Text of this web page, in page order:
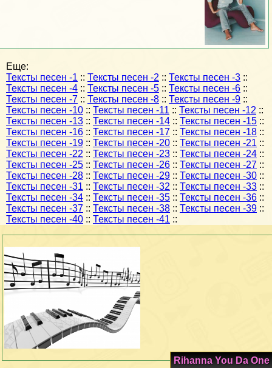
Еще:
Тексты песен -1 :: Тексты песен -2 :: Тексты песен -3 ::
Тексты песен -4 :: Тексты песен -5 :: Тексты песен -6 ::
Тексты песен -7 :: Тексты песен -8 :: Тексты песен -9 ::
Тексты песен -10 :: Тексты песен -11 :: Тексты песен -12 ::
Тексты песен -13 :: Тексты песен -14 :: Тексты песен -15 ::
Тексты песен -16 :: Тексты песен -17 :: Тексты песен -18 ::
Тексты песен -19 :: Тексты песен -20 :: Тексты песен -21 ::
Тексты песен -22 :: Тексты песен -23 :: Тексты песен -24 ::
Тексты песен -25 :: Тексты песен -26 :: Тексты песен -27 ::
Тексты песен -28 :: Тексты песен -29 :: Тексты песен -30 ::
Тексты песен -31 :: Тексты песен -32 :: Тексты песен -33 ::
Тексты песен -34 :: Тексты песен -35 :: Тексты песен -36 ::
Тексты песен -37 :: Тексты песен -38 :: Тексты песен -39 ::
Тексты песен -40 :: Тексты песен -41 ::
Rihanna You Da One